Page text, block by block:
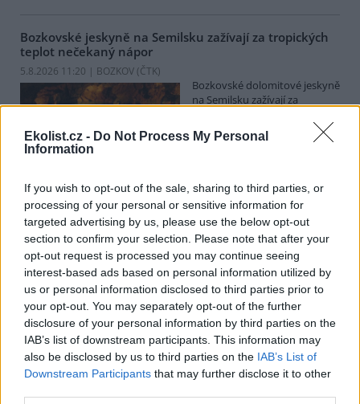
Ekolist.cz - Do Not Process My Personal
Information
If you wish to opt-out of the sale, sharing to third parties, or
processing of your personal or sensitive information for
targeted advertising by us, please use the below opt-out
section to confirm your selection. Please note that after your
opt-out request is processed you may continue seeing
interest-based ads based on personal information utilized by
us or personal information disclosed to third parties prior to
your opt-out. You may separately opt-out of the further
disclosure of your personal information by third parties on the
IAB’s list of downstream participants. This information may
also be disclosed by us to third parties on the IAB’s List of
Downstream Participants that may further disclose it to other
Bozkovské jeskyně na Semilsku zažívají za tropických
teplot nečekaný nápor
5.8.2026 11:20 | BOZKOV (ČTK)
Bozkovské dolomitové jeskyně
na Semilsku zažívají za
nečekaný nápor. Jde sice o
jedno z nejchladnějších míst v
Libereckém kraji, které má stálou teplotu mezi 7,5 až devíti stupni
Dušana Milky k nim lidé přicházeli spíše v době, když bylo nevlídno.
V pěti zemích Amazonie zatkli stovky lidí kvůli
environmentální kriminalitě
5.8.2026 10:34 | BOGOTÁ (ČTK)
Policisté v pěti zemích ležících
v Amazonii pozatýkali stovky
lidí a zabavili dřevo, minerály i
zvířata v hodnotě přes 280
milionů dolarů (kolem 5,9
miliard korun) při jednom z největších koordinovaných zásahů
proti environmentální kriminalitě v největším deštném pralese
světa. Napsala to agentura AP, podle níž se do operace nazvané